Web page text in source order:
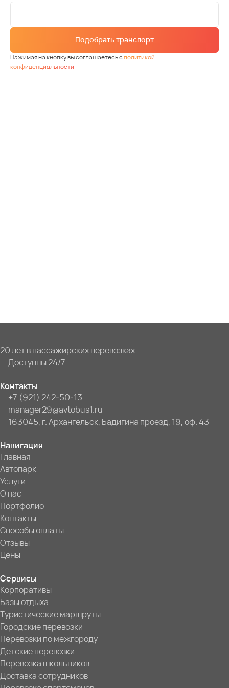
Подобрать транспорт
Нажимая на кнопку вы соглашаетесь сполитикой
конфиденциальности
20 лет в пассажирских перевозках
Доступны 24/7
Контакты
+7 (921) 242-50-13
manager29@avtobus1.ru
163045, г. Архангельск, Бадигина проезд, 19, оф. 43
Навигация
Главная
Автопарк
Услуги
О нас
Портфолио
Контакты
Способы оплаты
Отзывы
Цены
Сервисы
Корпоративы
Базы отдыха
Туристические маршруты
Городские перевозки
Перевозки по межгороду
Детские перевозки
Перевозка школьников
Доставка сотрудников